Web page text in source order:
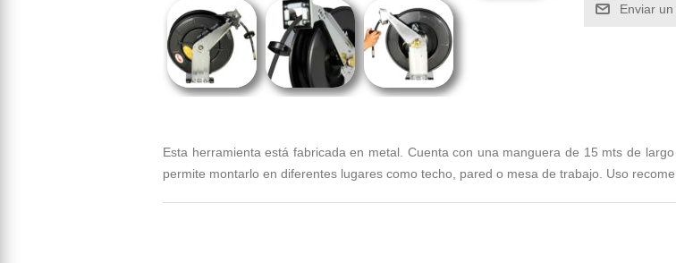
Enviar
Esta herramienta está fabricada en metal. Cuenta con una manguera de 15 mts de
permite montarlo en diferentes lugares como techo, pared o mesa de trabajo. Uso